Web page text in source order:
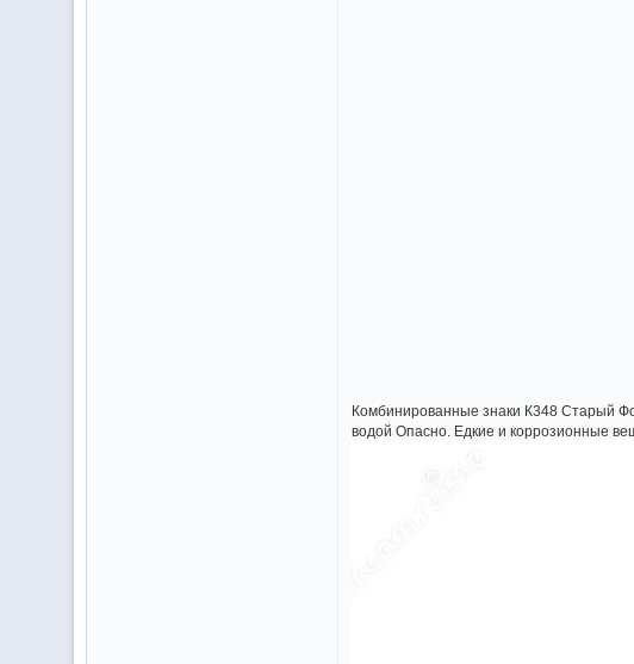
Комбинированные знаки К348 Старый
водой Опасно. Едкие и коррозионные